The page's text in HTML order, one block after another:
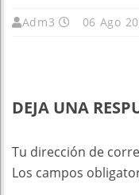
Adm3 06 Ago
DEJA UNA
Tu dirección de
Los campos